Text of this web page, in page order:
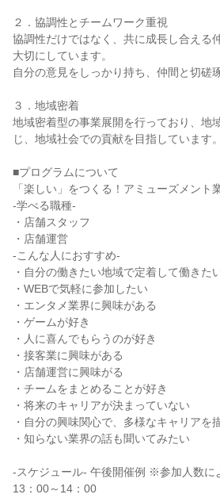
２．協調性とチームワーク重視
協調性だけではなく、共に成長し合える
大切にしています。
自分の意見をしっかり持ち、仲間と切磋
３．地域密着
地域密着型の事業展開を行っており、地
じ、地域社会での貢献を目指しています。
■プログラムについて
「楽しい」をつくる！アミューズメント
-学べる職種-
・店舗スタッフ
・店舗運営
-こんな人におすすめ-
・自分の働きたい地域で定着して働きた
・WEBで気軽に参加したい
・エンタメ業界に興味がある
・ゲームが好き
・人に喜んでもらうのが好き
・接客業に興味がある
・店舗運営に興味がる
・チームをまとめることが好き
・将来のキャリアが決まっていない
・自分の興味関心で、多様なキャリアを
・知らない業界の話も聞いてみたい
-スケジュール- 午後開催例 ※参加人数に
13：00～14：00